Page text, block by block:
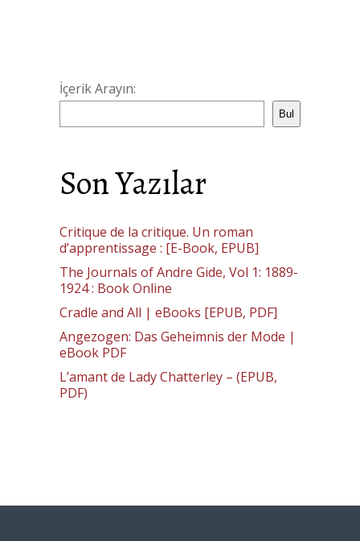
İçerik Arayın:
Bul
Son Yazılar
Critique de la critique. Un roman
d’apprentissage : [E-Book, EPUB]
The Journals of Andre Gide, Vol 1: 1889-
1924 : Book Online
Cradle and All | eBooks [EPUB, PDF]
Angezogen: Das Geheimnis der Mode |
eBook PDF
L’amant de Lady Chatterley – (EPUB,
PDF)